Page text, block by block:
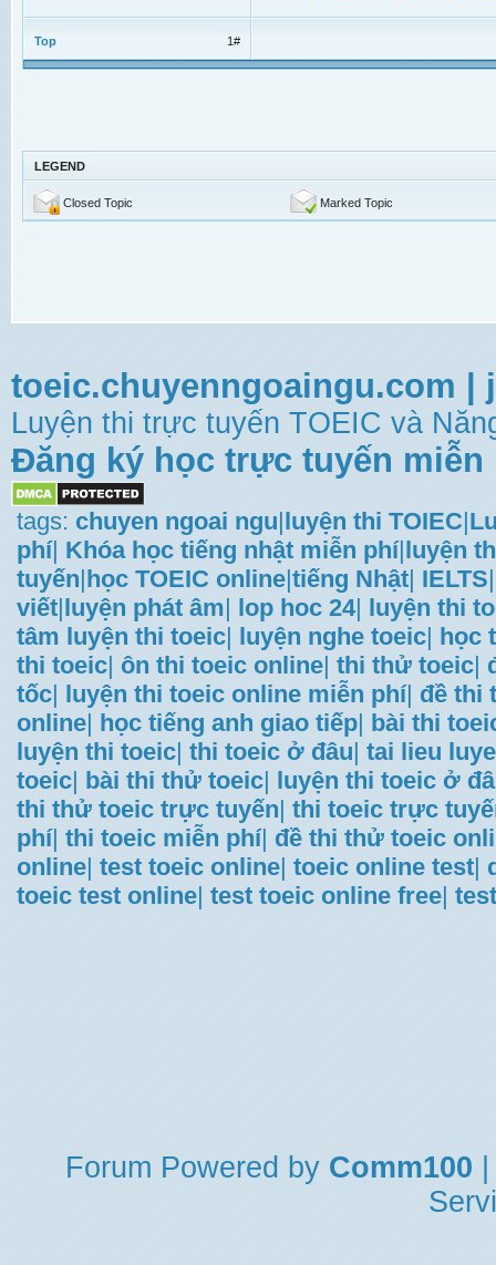
Top 1#
LEGEND
Closed Topic Marked Topic
toeic.chuyenngoaingu.com
Luyện thi trực tuyến TOEIC và
Đăng ký học trực tuyến miễn
tags: chuyen ngoai ngu|luyện thi TOIEC|
phí| Khóa học tiếng nhật miễn phí|luyện
tuyến|học TOEIC online|tiếng Nhật| IELTS|
viết|luyện phát âm| lop hoc 24| luyện thi
tâm luyện thi toeic| luyện nghe toeic| học
thi toeic| ôn thi toeic online| thi thử toeic|
tốc| luyện thi toeic online miễn phí| đề thi
online| học tiếng anh giao tiếp| bài thi
luyện thi toeic| thi toeic ở đâu| tai lieu
toeic| bài thi thử toeic| luyện thi toeic ở
thi thử toeic trực tuyến| thi toeic trực
phí| thi toeic miễn phí| đề thi thử toeic
online| test toeic online| toeic online test|
toeic test online| test toeic online free|
Forum Powered by Comm100